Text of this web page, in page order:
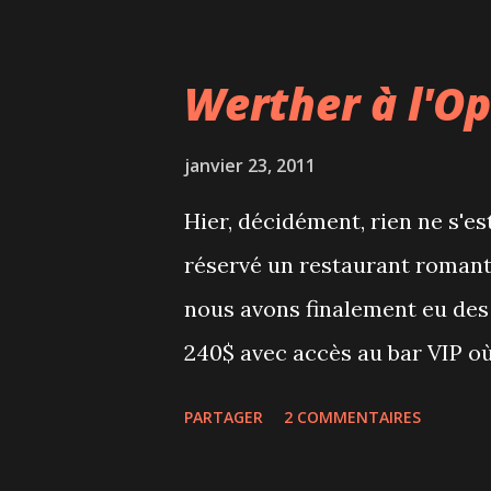
le terrain Tornade : bateau
même tout le long de la piste
chaufferettes!), nous avons
nous ne devions être
Werther à
janvier 23, 2011
Hier, décidément, rien ne
réservé un restaurant
nous avons finalement eu
240$ avec accès au bar VIP
PARTAGER 2 COMMENTAIRES